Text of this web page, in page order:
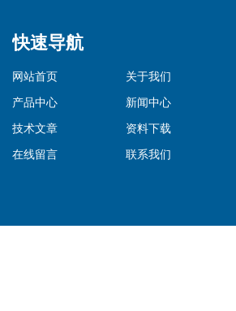
快速导航
网站首页
关于我们
产品中心
新闻中心
技术文章
资料下载
在线留言
联系我们